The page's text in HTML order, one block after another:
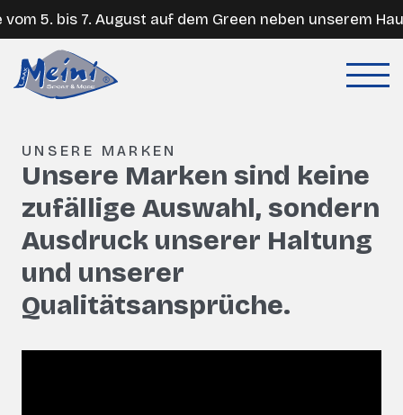
5. bis 7. August auf dem Green neben unserem
UNSERE MARKEN
Unsere Marken sind keine
zufällige Auswahl, sondern
Ausdruck unserer Haltung
und unserer
Qualitätsansprüche.